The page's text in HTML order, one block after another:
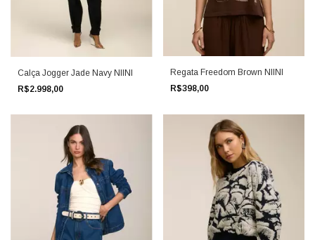
Calça Jogger Jade Navy NIINI
R$2.998,00
Regata Freedom Brown NIINI
R$398,00